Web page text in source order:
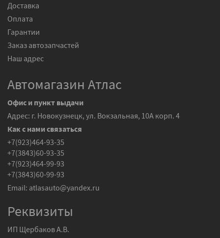
Доставка
Оплата
Гарантии
Заказ автозапчастей
Наш адрес
Автомагазин Атлас
Офис и пункт выдачи
Адрес: г. Новокузнецк, ул. Вокзальная, 10А корп. 4
Как с нами связаться
+7(923)464-93-35
+7(3843)60-93-35
+7(923)464-99-93
+7(3843)60-99-93
Email: atlasauto@yandex.ru
Реквизиты
ИП Щербаков А.В.